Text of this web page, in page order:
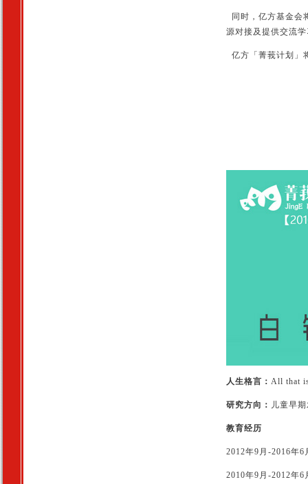
同时，亿方基金会
源对接及提供交流
亿方「菁莪计划」
人生格言： All that
研究方向： 儿童早
教育经历
2012年9月-2016年
2010年9月-2012年